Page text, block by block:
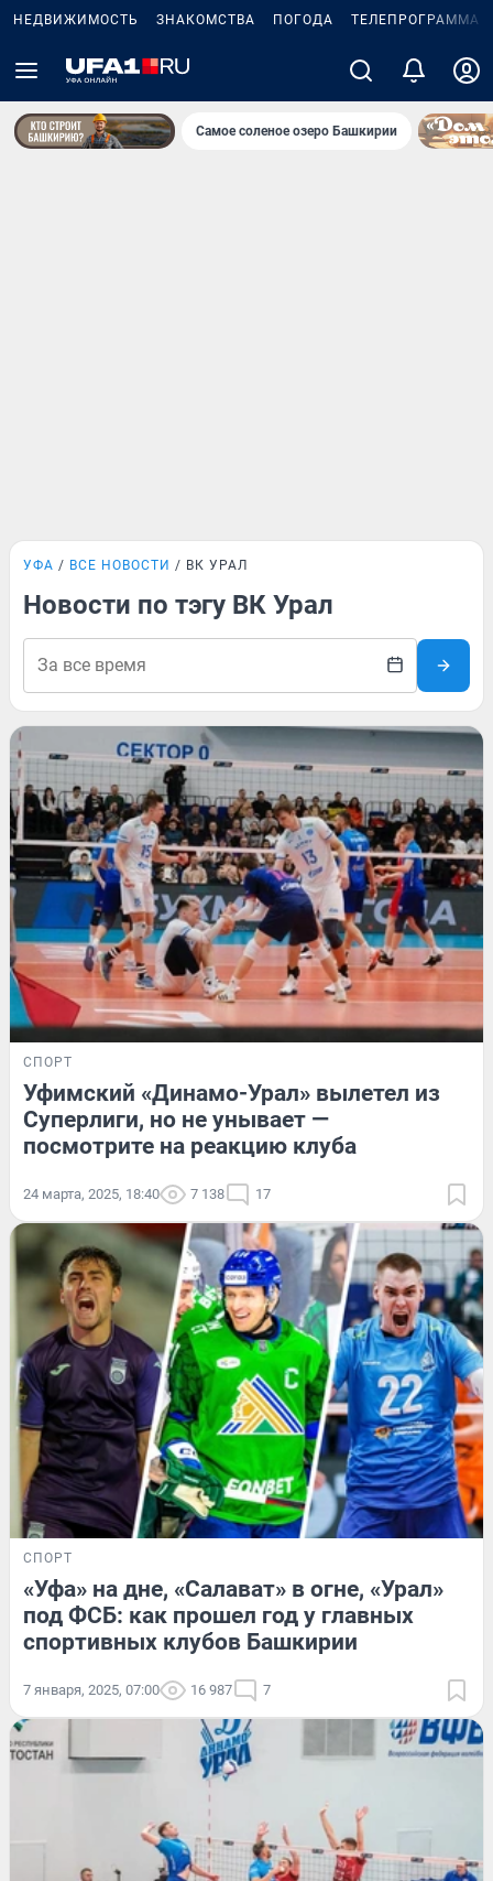
НЕДВИЖИМОСТЬ ЗНАКОМСТВА ПОГОДА ТЕЛЕПРОГРАММА
Самое соленое озеро Башкирии
УФА ВСЕ НОВОСТИ ВК УРАЛ
Новости по тэгу ВК Урал
СПОРТ
Уфимский «Динамо-Урал» вылетел из
Суперлиги, но не унывает —
посмотрите на реакцию клуба
24 марта, 2025, 18:40 7 138 17
СПОРТ
«Уфа» на дне, «Салават» в огне, «Урал»
под ФСБ: как прошел год у главных
спортивных клубов Башкирии
7 января, 2025, 07:00 16 987 7